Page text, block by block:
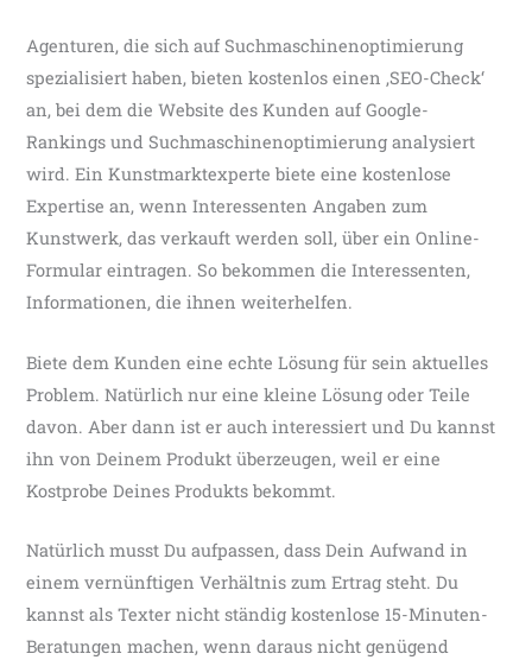
Agenturen, die sich auf Suchmaschinenoptimierung
spezialisiert haben, bieten kostenlos einen ‚SEO-Check‘
an, bei dem die Website des Kunden auf Google-
Rankings und Suchmaschinenoptimierung analysiert
wird. Ein Kunstmarktexperte biete eine kostenlose
Expertise an, wenn Interessenten Angaben zum
Kunstwerk, das verkauft werden soll, über ein Online-
Formular eintragen. So bekommen die Interessenten,
Informationen, die ihnen weiterhelfen.
Biete dem Kunden eine echte Lösung für sein aktuelles
Problem. Natürlich nur eine kleine Lösung oder Teile
davon. Aber dann ist er auch interessiert und Du kannst
ihn von Deinem Produkt überzeugen, weil er eine
Kostprobe Deines Produkts bekommt.
Natürlich musst Du aufpassen, dass Dein Aufwand in
einem vernünftigen Verhältnis zum Ertrag steht. Du
kannst als Texter nicht ständig kostenlose 15-Minuten-
Beratungen machen, wenn daraus nicht genügend